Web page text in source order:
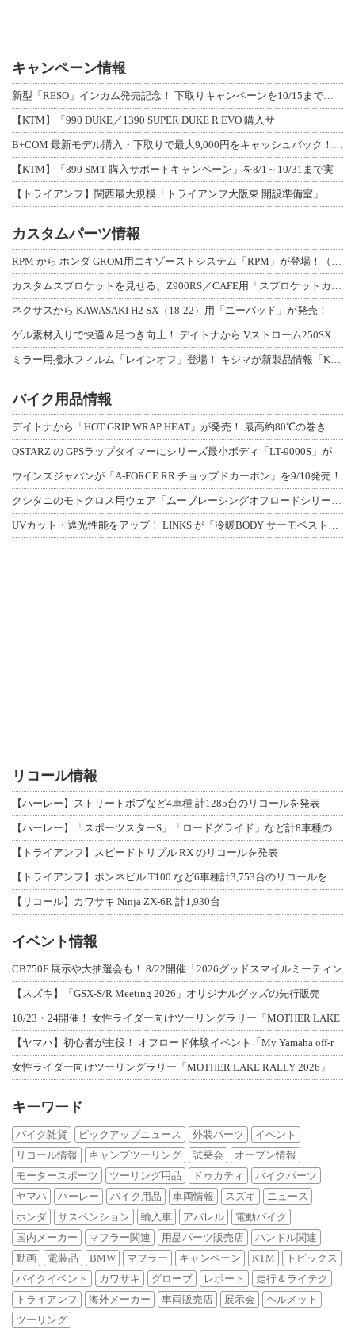
キャンペーン情報
新型「RESO」インカム発売記念！ 下取りキャンペーンを10/15まで延長して開
【KTM】「990 DUKE／1390 SUPER DUKE R EVO 購入サ
B+COM 最新モデル購入・下取りで最大9,000円をキャッシュバック！「B+F
【KTM】「890 SMT 購入サポートキャンペーン」を8/1～10/31まで実
【トライアンフ】関西最大規模「トライアンフ大阪東 開設準備室」がオープン！ 限定
カスタムパーツ情報
RPM から ホンダ GROM用エキゾーストシステム「RPM」が登場！（動画あり
カスタムスプロケットを見せる、Z900RS／CAFE用「スプロケットカバーフルキ
ネクサスから KAWASAKI H2 SX（18-22）用「ニーパッド」が発売！
ゲル素材入りで快適＆足つき向上！ デイトナから Vストローム250SX用「快適ロ
ミラー用撥水フィルム「レインオフ」登場！ キジマが新製品情報「KIJIMA NE
バイク用品情報
デイトナから「HOT GRIP WRAP HEAT」が発売！ 最高約80℃の巻き
QSTARZ の GPSラップタイマーにシリーズ最小ボディ「LT-9000S」が
ウインズジャパンが「A-FORCE RR チョップドカーボン」を9/10発売！
クシタニのモトクロス用ウェア「ムーブレーシングオフロードシリーズ」3アイテムが登
UVカット・遮光性能をアップ！ LINKS が「冷暖BODY サーモベスト」改良
リコール情報
【ハーレー】ストリートボブなど4車種 計1285台のリコールを発表
【ハーレー】「スポーツスターS」「ロードグライド」など計8車種のリコールを発表
【トライアンフ】スピードトリプル RX のリコールを発表
【トライアンフ】ボンネビル T100 など6車種計3,753台のリコールを発表
【リコール】カワサキ Ninja ZX-6R 計1,930台
イベント情報
CB750F 展示や大抽選会も！ 8/22開催「2026グッドスマイルミーティン
【スズキ】「GSX-S/R Meeting 2026」オリジナルグッズの先行販売
10/23・24開催！ 女性ライダー向けツーリングラリー「MOTHER LAKE
【ヤマハ】初心者が主役！ オフロード体験イベント「My Yamaha off-r
女性ライダー向けツーリングラリー「MOTHER LAKE RALLY 2026」
キーワード
バイク雑貨 ピックアップニュース 外装パーツ
イベント
リコール情報
キャンプツーリング 試乗会
オープン情報
モータースポーツ
ツーリング用品 ドゥカティ
バイクパーツ
ヤマハ
ハーレー バイク用品 車両情報 スズキ
ニュース
ホンダ
サスペンション 輸入車 アパレル
電動バイク
国内メーカー
マフラー関連 用品パーツ販売店
ハンドル関連
動画
電装品 BMW マフラー キャンペーン KTM
トピックス
バイクイベント
カワサキ グローブ レポート
走行＆ライテク
トライアンフ
海外メーカー 車両販売店 展示会
ヘルメット
ツーリング